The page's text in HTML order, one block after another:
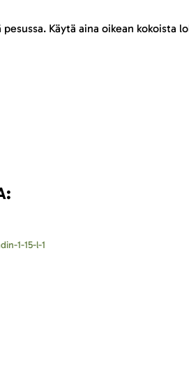
Käytä aina oikean kokoista